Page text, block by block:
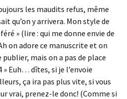
les maudits refus, même
qu’on y arrivera. Mon style de
» (lire : qui me donne envie de
on adore ce manuscrite et on
mais on a pas de place
» Euh… dîtes, si je l’envoie
ça ira pas plus vite, si vous
vrai, prenez-le donc! (Comme si